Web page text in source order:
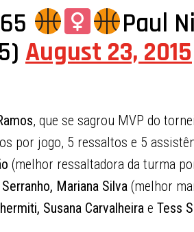
Paul
August 23, 2015
, que se sagrou MVP do
por jogo, 5 ressaltos e 5
(melhor ressaltadora da turma
Mariana Silva (melhor
Susana Carvalheira e Tess